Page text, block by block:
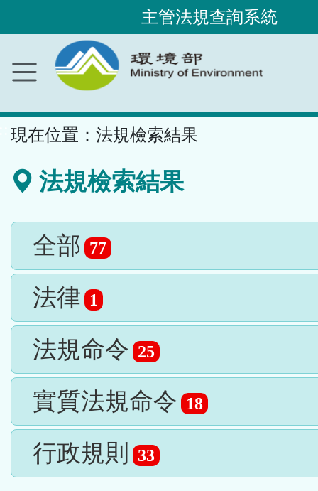
內
容
主管法規查詢系統
現在位置： 法規檢索結果
法規檢索結果
全部 77
法律 1
法規命令 25
實質法規命令 18
行政規則 33